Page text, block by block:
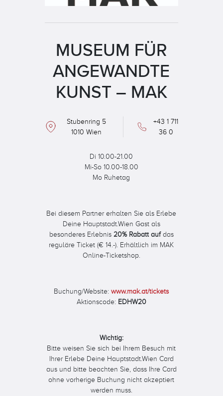
MUSEUM FÜR
ANGEWANDTE
KUNST – MAK
Stubenring 5
1010 Wien
+43 1 711
36 0
Di 10.00-21.00
Mi-So 10.00-18.00
Mo Ruhetag
Bei diesem Partner erhalten Sie als Erlebe
Deine Hauptstadt.Wien Gast als
besonderes Erlebnis 20% Rabatt aufdas
reguläre Ticket (€ 14.-). Erhältlich im MAK
Online-Ticketshop.
Buchung/Website: www.mak.at/tickets
Aktionscode: EDHW20
Wichtig:
Bitte weisen Sie sich bei Ihrem Besuch mit
Ihrer Erlebe Deine Hauptstadt.Wien Card
aus und bitte beachten Sie, dass Ihre Card
ohne vorherige Buchung nicht akzeptiert
werden muss.